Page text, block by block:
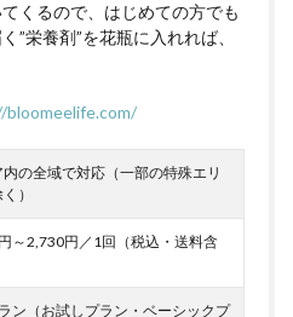
くるので、はじめての方でも
”栄養剤”を花瓶に入れれば、
内の全域で対応（一部の特殊エリ
）
～2,730円／1回（税込・送料含
ン（お試しプラン・ベーシックプ